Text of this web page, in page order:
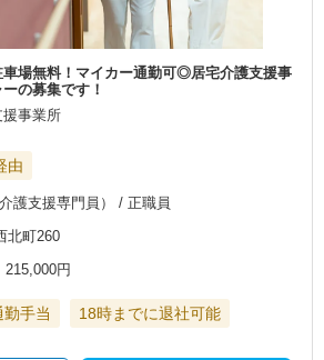
車場無料！マイカー通勤可◎居宅介護支援事
の募集です！
事業所
由
護支援専門員） / 正職員
北町260
215,000円
勤手当 18時までに退社可能